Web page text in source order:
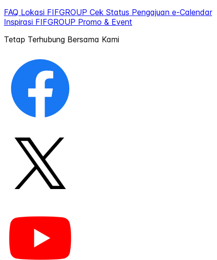
FAQ Lokasi FIFGROUP Cek Status Pengajuan e-Calendar
Inspirasi FIFGROUP Promo & Event
Tetap Terhubung Bersama Kami